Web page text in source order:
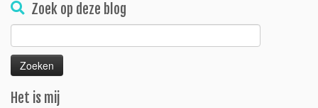
Zoek op deze blog
naar:
Het is mij